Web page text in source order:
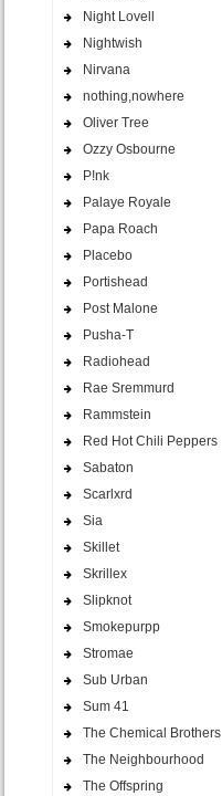
Night Lovell
Nightwish
Nirvana
nothing,nowhere
Oliver Tree
Ozzy Osbourne
P!nk
Palaye Royale
Papa Roach
Placebo
Portishead
Post Malone
Pusha-T
Radiohead
Rae Sremmurd
Rammstein
Red Hot Chili Peppers
Sabaton
Scarlxrd
Sia
Skillet
Skrillex
Slipknot
Smokepurpp
Stromae
Sub Urban
Sum 41
The Chemical Brothers
The Neighbourhood
The Offspring